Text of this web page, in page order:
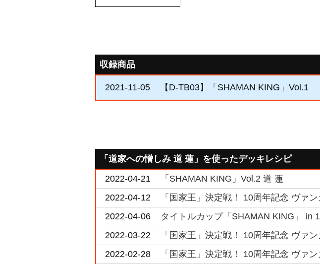
収録商品
2021-11-05 【D-TB03】「SHAMAN KING」Vol.1
「道家への憎しみ 道 蓮」を使ったデッキレシピ
2022-04-21
「SHAMAN KING」Vol.2 道 蓮
2022-04-12
「国家王」決定戦！ 10周年記念 ヴァ
2022-04-06
タイトルカップ「SHAMAN KING」
2022-03-22
「国家王」決定戦！ 10周年記念 ヴァ
2022-02-28
「国家王」決定戦！ 10周年記念 ヴァ